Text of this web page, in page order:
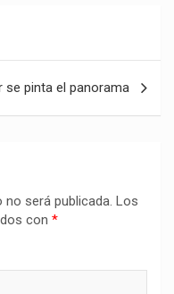
se pinta el panorama
será publicada. Los
con *